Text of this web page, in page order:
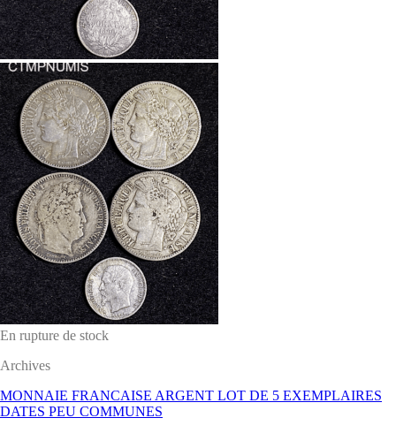
En rupture de stock
Archives
MONNAIE FRANCAISE ARGENT LOT DE 5 EXEMPLAIRES
DATES PEU COMMUNES